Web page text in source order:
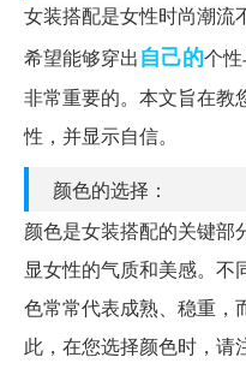
女装搭配是女性时尚潮流
希望能够穿出自己的个
非常重要的。本文旨在教
性，并显示自信。
颜色的选择：
颜色是女装搭配的关键部
显女性的气质和美感。
色常常代表成熟、稳重，
此，在您选择颜色时，请